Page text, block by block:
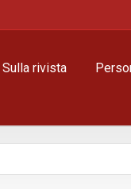
Sulla rivista